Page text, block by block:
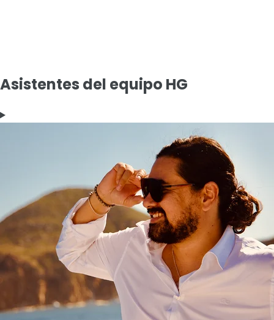
Asistentes del equipo HG